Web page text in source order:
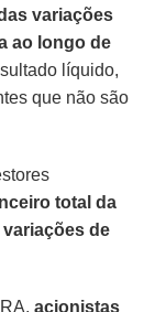
variações
ao longo de
líquido,
que não são
total da
de